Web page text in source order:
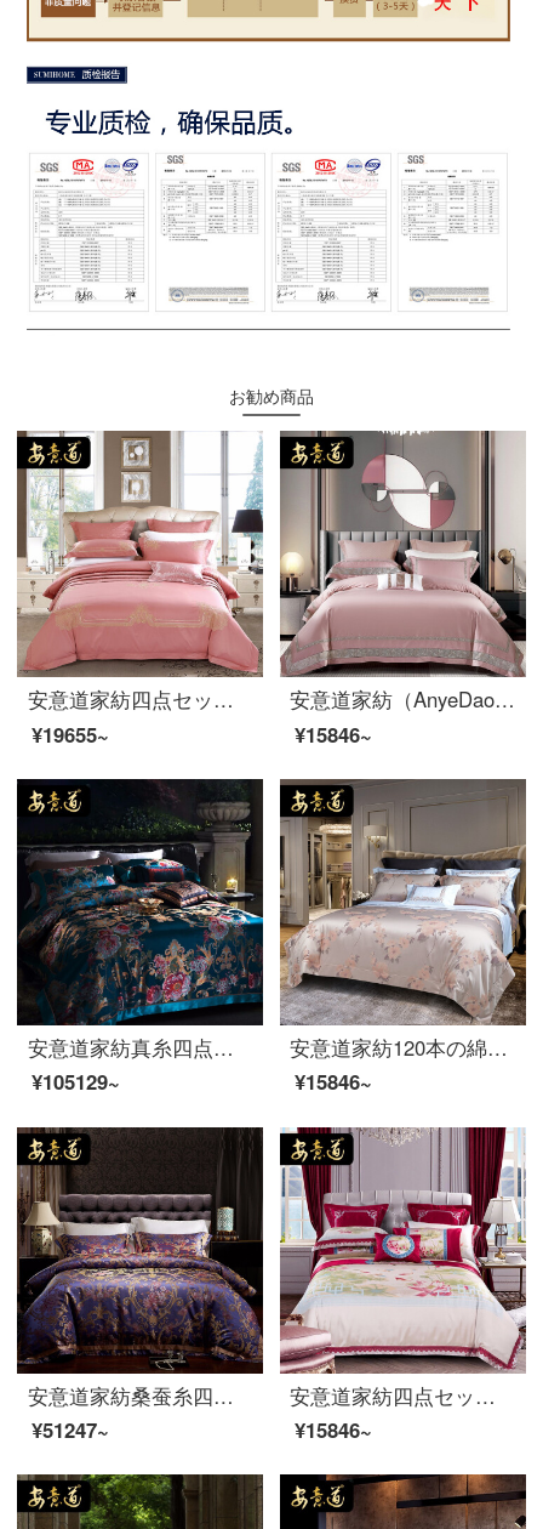
お勧め商品
安意道家紡四点セットの純綿の全綿の寝具欧米式の軽い贅沢な柔らかいシーツのカバーのあんみつの色の120本の長い綿毛の多さのセットの辛瑞拉-あんこの色(120本)の豪華な八点セットの1.8 M/2.0 Mベッド
¥19655~
安意道家紡（AnyeDao）120本の綿の4点セットの軽贅沢なフルコースのシーツ純綿のピンク布団カバー高級別荘の寝具尊-小豆（120本の4点セット）1.5メートルのベッド（200*230の芯に適しています）
¥15846~
安意道家紡真糸四点セットベッド用品100%桑蚕糸シーツカバー重さポンド幅の色織ジャカード裸寝シルクベッド用品セット尊貴藍-A面34 mB面32 m 1.8 mベッド(220*240芯に適合)
¥105129~
安意道家紡120本の綿の4つのセットの綿綿の純綿ジャカードの欧風大型ジャカードの見本板は簡単に別荘の寝具の4つのセットの純綿の花の間の軽い言葉-4つのセットの1.8メートルのベッド（220*240に適して芯になります）
¥15846~
安意道家紡桑蚕糸四点セット欧米式花卉シルクセット幅布団カバーシーツのシルク貴婦人ベッド用品XB深紫花2.0メートルベッド幅
¥51247~
安意道家紡四点セットの高精緻な貢サテンの花模様模様模様シーツ布団セットの寝具100本の全綿新中国式結婚祝いの多点セット布団カバーセットの蓮池の月色シーツの四点セットは1.8メートル/2.0メートルベッドの幅(220*240芯に適合)
¥15846~